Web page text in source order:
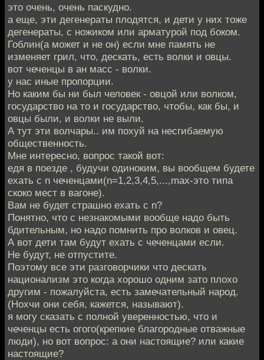
это очень, очень паскудно.
а еще, эти дегенераты плодятся, и дети у них тоже
дегенераты, с ножиком или арматурой под боком.
Гоблин(а может и не он) если мне память не
изменяет грил, что, дескать, есть волки и овцы.
вот чеченцы в ан масс - волки.
у нас иные пропорции.
Но каким бы ни был человек - овцой или волком,
государство на то и государство, чтобы, как бы, и
овцы были, и волки не выли.
А тут эти волчары.. им похуй на несгибаемую
общественность.
Мне интересно, вопрос такой вот:
едя в поезде , будучи одиноким, вы вообщем будете
ехать с n чеченцами(n=1,2,3,4,5,...,max-это типа
скоко мест в вагоне).
Вам не будет страшно ехать с n?
Понятно, что с незнакомыми вообще надо быть
бдительным, но надо помнить про волков и овец.
А вот дети там будут ехать с чеченцами если.
Не будут, не отпустите.
Поэтому все эти разговорчики что дескать
национализм это когда хорошо одним зато плохо
другим - пожалуйста, есть замечательный народ.
(Нохчи они себя, кажется, называют).
я могу сказать с полной уверенностью, что и
чеченцы есть огого(крепкие благородные отважные
люди), но вот вопрос: а они настоящие? или какие
настоящие?